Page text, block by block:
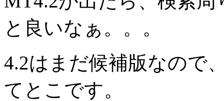
と良いなぁ。。。
4.2はまだ候補版なので
てとこです。